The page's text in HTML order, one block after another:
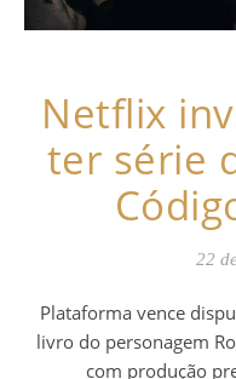
Netflix
ter série
22
Plataforma vence disputa e prepara adaptação do sexto
livro do personagem
com produção